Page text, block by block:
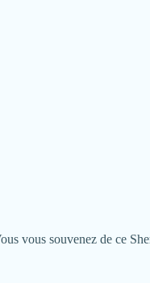
vous souvenez de ce